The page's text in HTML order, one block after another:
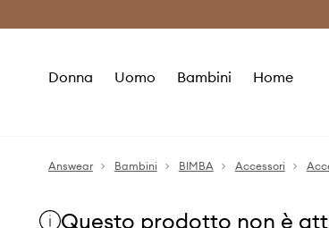
Donna Uomo Bambini Home
Answear Bambini BIMBA Accessori
Questo prodotto non è